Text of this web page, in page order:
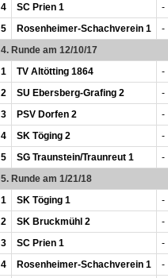
4
SC Prien 1
-
5
Rosenheimer-Schachverein 1
-
4. Runde am 12/10/17
1
TV Altötting 1864
-
2
SU Ebersberg-Grafing 2
-
3
PSV Dorfen 2
-
4
SK Töging 2
-
5
SG Traunstein/Traunreut 1
-
5. Runde am 1/21/18
1
SK Töging 1
-
2
SK Bruckmühl 2
-
3
SC Prien 1
-
4
Rosenheimer-Schachverein 1
-